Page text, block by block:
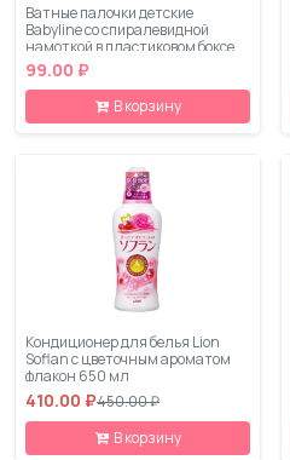
Ватные палочки детские
Babyline со спиралевидной
намоткой в пластиковом боксе
150 шт
99.00 ₽
В корзину
Кондиционер для белья Lion
Soflan с цветочным ароматом
флакон 650 мл
410.00 ₽450.00 ₽
В корзину